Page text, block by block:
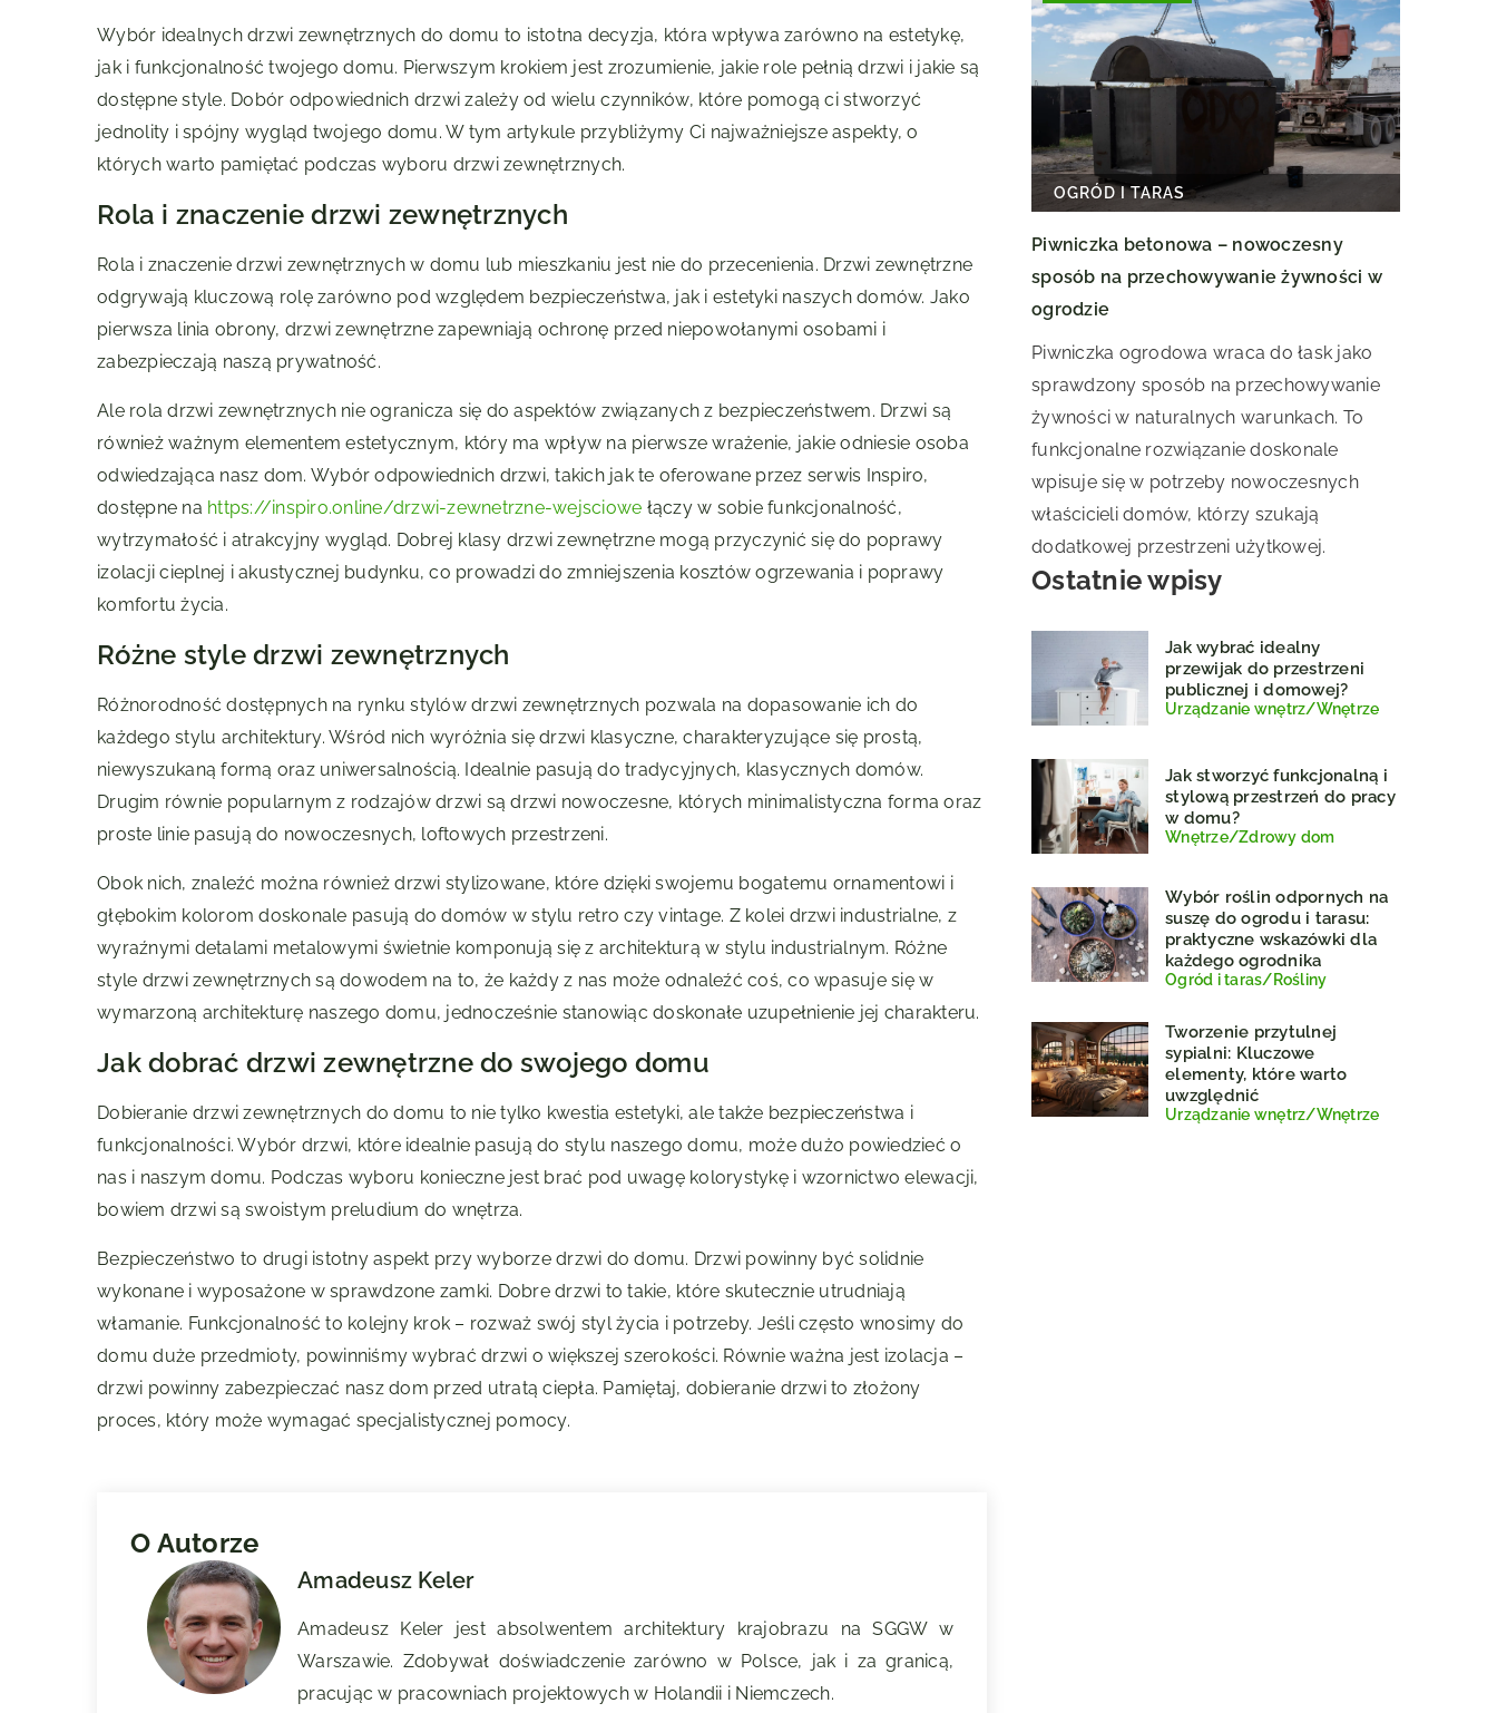
Wybór idealnych drzwi zewnętrznych do domu to istotna decyzja, która wpływa zarówno na estetykę,
jak i funkcjonalność twojego domu. Pierwszym krokiem jest zrozumienie, jakie role pełnią drzwi i jakie są
dostępne style. Dobór odpowiednich drzwi zależy od wielu czynników, które pomogą ci stworzyć
jednolity i spójny wygląd twojego domu. W tym artykule przybliżymy Ci najważniejsze aspekty, o
których warto pamiętać podczas wyboru drzwi zewnętrznych.
Rola i znaczenie drzwi zewnętrznych
Rola i znaczenie drzwi zewnętrznych w domu lub mieszkaniu jest nie do przecenienia. Drzwi zewnętrzne
odgrywają kluczową rolę zarówno pod względem bezpieczeństwa, jak i estetyki naszych domów. Jako
pierwsza linia obrony, drzwi zewnętrzne zapewniają ochronę przed niepowołanymi osobami i
zabezpieczają naszą prywatność.
Ale rola drzwi zewnętrznych nie ogranicza się do aspektów związanych z bezpieczeństwem. Drzwi są
również ważnym elementem estetycznym, który ma wpływ na pierwsze wrażenie, jakie odniesie osoba
odwiedzająca nasz dom. Wybór odpowiednich drzwi, takich jak te oferowane przez serwis Inspiro,
dostępne na https://inspiro.online/drzwi-zewnetrzne-wejsciowe łączy w sobie funkcjonalność,
wytrzymałość i atrakcyjny wygląd. Dobrej klasy drzwi zewnętrzne mogą przyczynić się do poprawy
izolacji cieplnej i akustycznej budynku, co prowadzi do zmniejszenia kosztów ogrzewania i poprawy
komfortu życia.
Różne style drzwi zewnętrznych
Różnorodność dostępnych na rynku stylów drzwi zewnętrznych pozwala na dopasowanie ich do
każdego stylu architektury. Wśród nich wyróżnia się drzwi klasyczne, charakteryzujące się prostą,
niewyszukaną formą oraz uniwersalnością. Idealnie pasują do tradycyjnych, klasycznych domów.
Drugim równie popularnym z rodzajów drzwi są drzwi nowoczesne, których minimalistyczna forma oraz
proste linie pasują do nowoczesnych, loftowych przestrzeni.
Obok nich, znaleźć można również drzwi stylizowane, które dzięki swojemu bogatemu ornamentowi i
głębokim kolorom doskonale pasują do domów w stylu retro czy vintage. Z kolei drzwi industrialne, z
wyraźnymi detalami metalowymi świetnie komponują się z architekturą w stylu industrialnym. Różne
style drzwi zewnętrznych są dowodem na to, że każdy z nas może odnaleźć coś, co wpasuje się w
wymarzoną architekturę naszego domu, jednocześnie stanowiąc doskonałe uzupełnienie jej charakteru.
Jak dobrać drzwi zewnętrzne do swojego domu
Dobieranie drzwi zewnętrznych do domu to nie tylko kwestia estetyki, ale także bezpieczeństwa i
funkcjonalności. Wybór drzwi, które idealnie pasują do stylu naszego domu, może dużo powiedzieć o
nas i naszym domu. Podczas wyboru konieczne jest brać pod uwagę kolorystykę i wzornictwo elewacji,
bowiem drzwi są swoistym preludium do wnętrza.
Bezpieczeństwo to drugi istotny aspekt przy wyborze drzwi do domu. Drzwi powinny być solidnie
wykonane i wyposażone w sprawdzone zamki. Dobre drzwi to takie, które skutecznie utrudniają
włamanie. Funkcjonalność to kolejny krok – rozważ swój styl życia i potrzeby. Jeśli często wnosimy do
domu duże przedmioty, powinniśmy wybrać drzwi o większej szerokości. Równie ważna jest izolacja –
drzwi powinny zabezpieczać nasz dom przed utratą ciepła. Pamiętaj, dobieranie drzwi to złożony
proces, który może wymagać specjalistycznej pomocy.
O Autorze
Amadeusz Keler
Amadeusz Keler jest absolwentem architektury krajobrazu na SGGW w
Warszawie. Zdobywał doświadczenie zarówno w Polsce, jak i za granicą,
pracując w pracowniach projektowych w Holandii i Niemczech.
OGRÓD I TARAS
Piwniczka betonowa – nowoczesny
sposób na przechowywanie żywności w
ogrodzie
Piwniczka ogrodowa wraca do łask jako
sprawdzony sposób na przechowywanie
żywności w naturalnych warunkach. To
funkcjonalne rozwiązanie doskonale
wpisuje się w potrzeby nowoczesnych
właścicieli domów, którzy szukają
dodatkowej przestrzeni użytkowej.
Ostatnie wpisy
Jak wybrać idealny
przewijak do przestrzeni
publicznej i domowej?
Urządzanie wnętrz/Wnętrze
Jak stworzyć funkcjonalną i
stylową przestrzeń do pracy
w domu?
Wnętrze/Zdrowy dom
Wybór roślin odpornych na
suszę do ogrodu i tarasu:
praktyczne wskazówki dla
każdego ogrodnika
Ogród i taras/Rośliny
Tworzenie przytulnej
sypialni: Kluczowe
elementy, które warto
uwzględnić
Urządzanie wnętrz/Wnętrze